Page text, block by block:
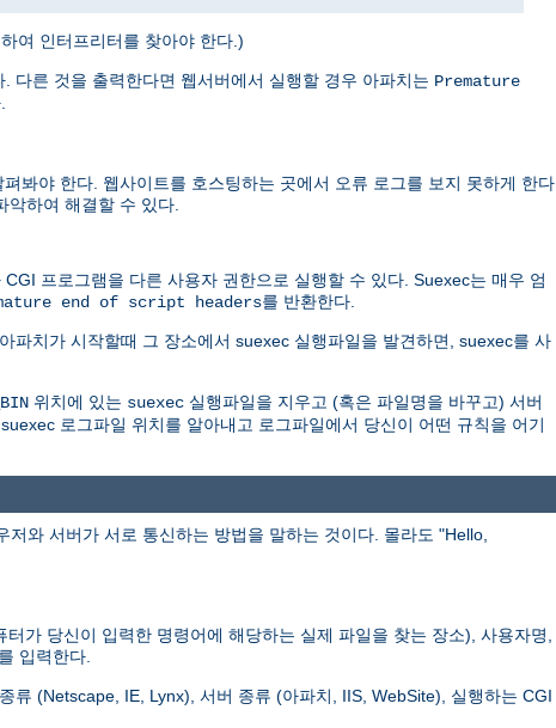
여 인터프리터를 찾아야 한다.)
다른 것을 출력한다면 웹서버에서 실행할 경우 아파치는 Premature
봐야 한다. 웹사이트를 호스팅하는 곳에서 오류 로그를 보지 못하게 한다
하여 해결할 수 있다.
프로그램을 다른 사용자 권한으로 실행할 수 있다. Suexec는 매우 엄
end of script headers를 반환한다.
파치가 시작할때 그 장소에서 suexec 실행파일을 발견하면, suexec를 사
위치에 있는 suexec 실행파일을 지우고 (혹은 파일명을 바꾸고) 서버
로그파일 위치를 알아내고 로그파일에서 당신이 어떤 규칙을 어기
와 서버가 서로 통신하는 방법을 말하는 것이다. 몰라도 "Hello,
가 당신이 입력한 명령어에 해당하는 실제 파일을 찾는 장소), 사용자명,
를 입력한다.
류 (Netscape, IE, Lynx), 서버 종류 (아파치, IIS, WebSite), 실행하는 CGI